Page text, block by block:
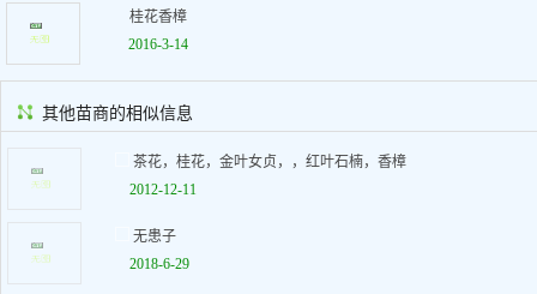
桂花香樟
2016-3-14
其他苗商的相似信息
茶花，桂花，金叶女贞，，红叶石楠，香樟
2012-12-11
无患子
2018-6-29